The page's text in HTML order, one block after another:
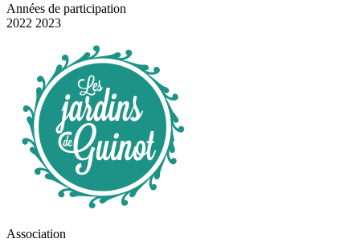
Années de participation
2022 2023
Association